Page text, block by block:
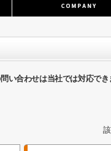
い合わせは当社では対応でき